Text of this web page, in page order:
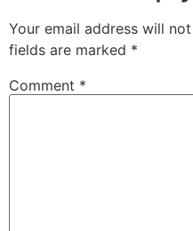
Your email address will
fields are marked *
Comment *